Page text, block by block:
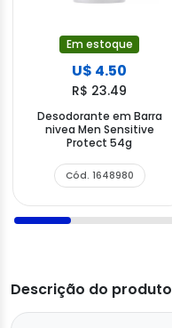
Em estoque
U$ 4.50
R$ 23.49
Desodorante em Barra
nivea Men Sensitive
Protect 54g
Cód. 1648980
Descrição do produto